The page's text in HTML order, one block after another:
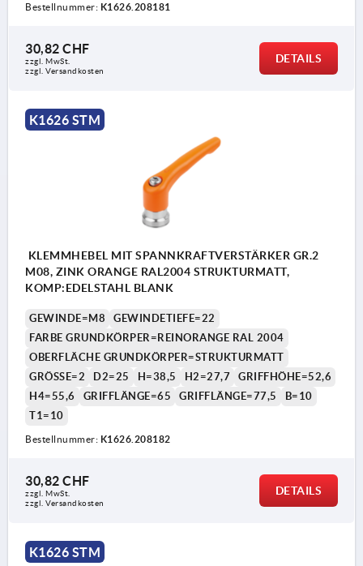
Bestellnummer: K1626.208181
30,82 CHF
zzgl. MwSt.
zzgl. Versandkosten
DETAILS
K1626 STM
KLEMMHEBEL MIT SPANNKRAFTVERSTÄRKER GR.2
M08, ZINK ORANGE RAL2004 STRUKTURMATT,
KOMP:EDELSTAHL BLANK
GEWINDE=M8
GEWINDETIEFE=22
FARBE GRUNDKÖRPER=REINORANGE RAL 2004
OBERFLÄCHE GRUNDKÖRPER=STRUKTURMATT
GRÖSSE=2
D2=25 H=38,5 H2=27,7
GRIFFHÖHE=52,6
H4=55,6
GRIFFLÄNGE=65 GRIFFLÄNGE=77,5
B=10
T1=10
Bestellnummer: K1626.208182
30,82 CHF
zzgl. MwSt.
zzgl. Versandkosten
DETAILS
K1626 STM